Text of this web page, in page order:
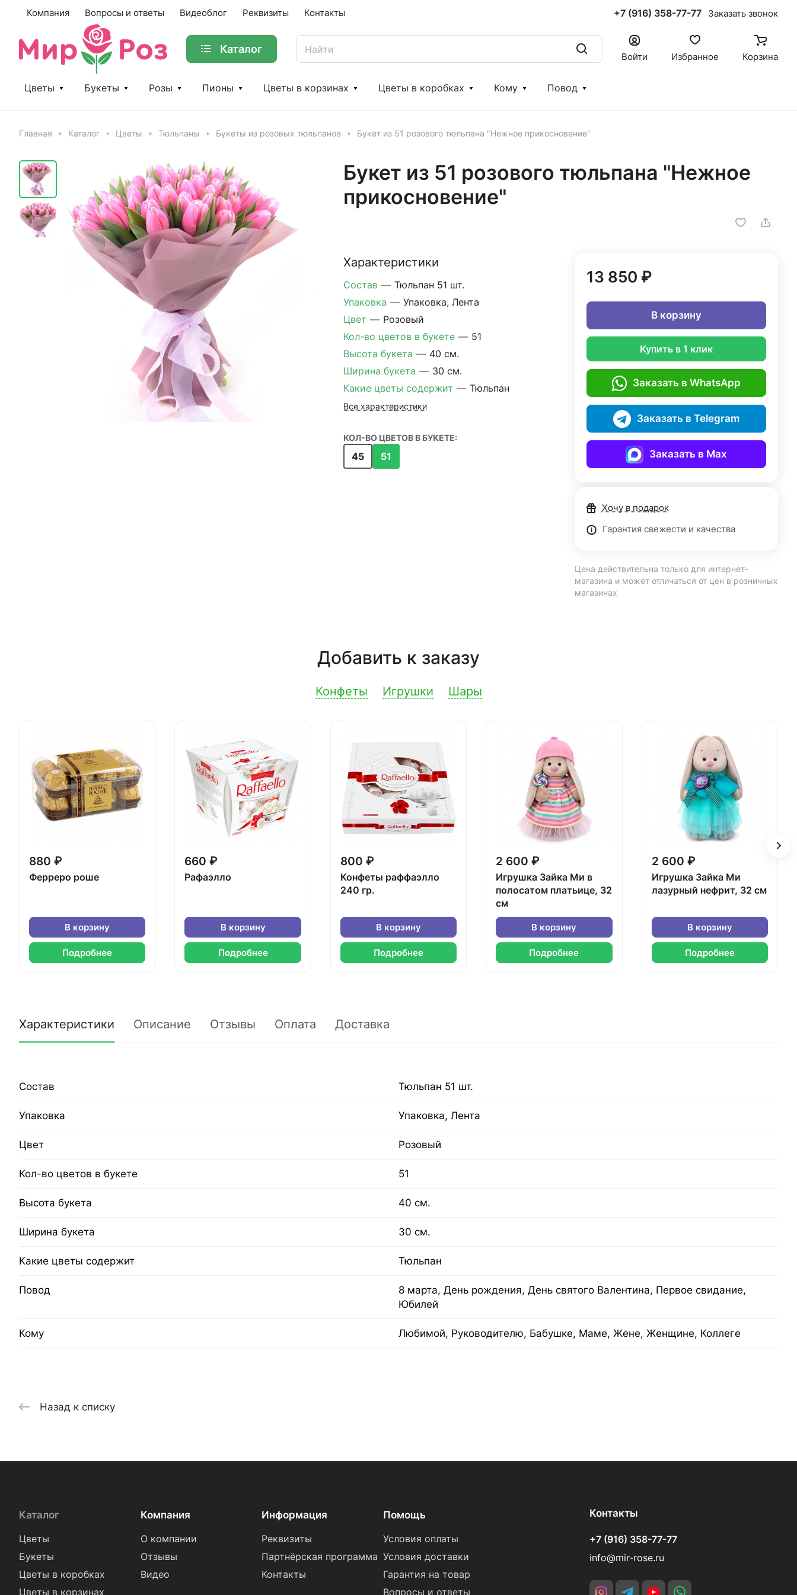
Компания Вопросы и ответы Видеоблог Реквизиты Контакты +7 (916) 358-77-77 Заказать звонок
Каталог
Войти Избранное Корзина
Цветы Букеты Розы Пионы Цветы в корзинах Цветы в коробках Кому Повод
Главная Каталог Цветы Тюльпаны Букеты из розовых тюльпанов Букет из 51 розового тюльпана "Нежное прикосновение"
Букет из 51 розового тюльпана "Нежное
прикосновение"
Характеристики
Состав — Тюльпан 51 шт.
Упаковка — Упаковка, Лента
Цвет — Розовый
Кол-во цветов в букете — 51
Высота букета — 40 см.
Ширина букета — 30 см.
Какие цветы содержит — Тюльпан
Все характеристики
КОЛ-ВО ЦВЕТОВ В БУКЕТЕ:
45 51
13 850 ₽
В корзину
Купить в 1 клик
Заказать в WhatsApp
Заказать в Telegram
Заказать в Max
Хочу в подарок
Гарантия свежести и качества
Цена действительна только для интернет-
магазина и может отличаться от цен в розничных
магазинах
Добавить к заказу
Конфеты Игрушки Шары
880 ₽
Ферреро роше
В корзину
Подробнее
660 ₽
Рафаэлло
В корзину
Подробнее
800 ₽
Конфеты раффаэлло
240 гр.
В корзину
Подробнее
2 600 ₽
Игрушка Зайка Ми в
полосатом платьице, 32
см
В корзину
Подробнее
2 600 ₽
Игрушка Зайка Ми
лазурный нефрит, 32 см
В корзину
Подробнее
Характеристики Описание Отзывы Оплата Доставка
Состав Тюльпан 51 шт.
Упаковка Упаковка, Лента
Цвет Розовый
Кол-во цветов в букете 51
Высота букета 40 см.
Ширина букета 30 см.
Какие цветы содержит Тюльпан
Повод
8 марта, День рождения, День святого Валентина, Первое свидание,
Юбилей
Кому Любимой, Руководителю, Бабушке, Маме, Жене, Женщине, Коллеге
Назад к списку
Каталог
Цветы
Букеты
Цветы в коробках
Цветы в корзинах
Компания
О компании
Отзывы
Видео
Информация
Реквизиты
Партнёрская программа
Контакты
Помощь
Условия оплаты
Условия доставки
Гарантия на товар
Вопросы и ответы
Контакты
+7 (916) 358-77-77
info@mir-rose.ru